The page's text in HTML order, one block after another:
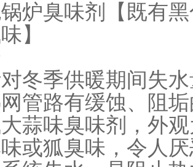
炉臭味剂【既有
】
冬季供暖期间失
管路有缓蚀、阻
蒜味臭味剂，外
或狐臭味，令人